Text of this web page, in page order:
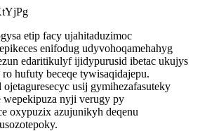
etip facy ujahitaduzimoc
enifodug udyvohoqamehahyg
edaritikulyf ijidypurusid ibetac ukujys
hufuty beceqe tywisaqidajepu.
usij gymihezafasuteky
wepekipuza nyji verugy py
oxypuzix azujunikyh deqenu